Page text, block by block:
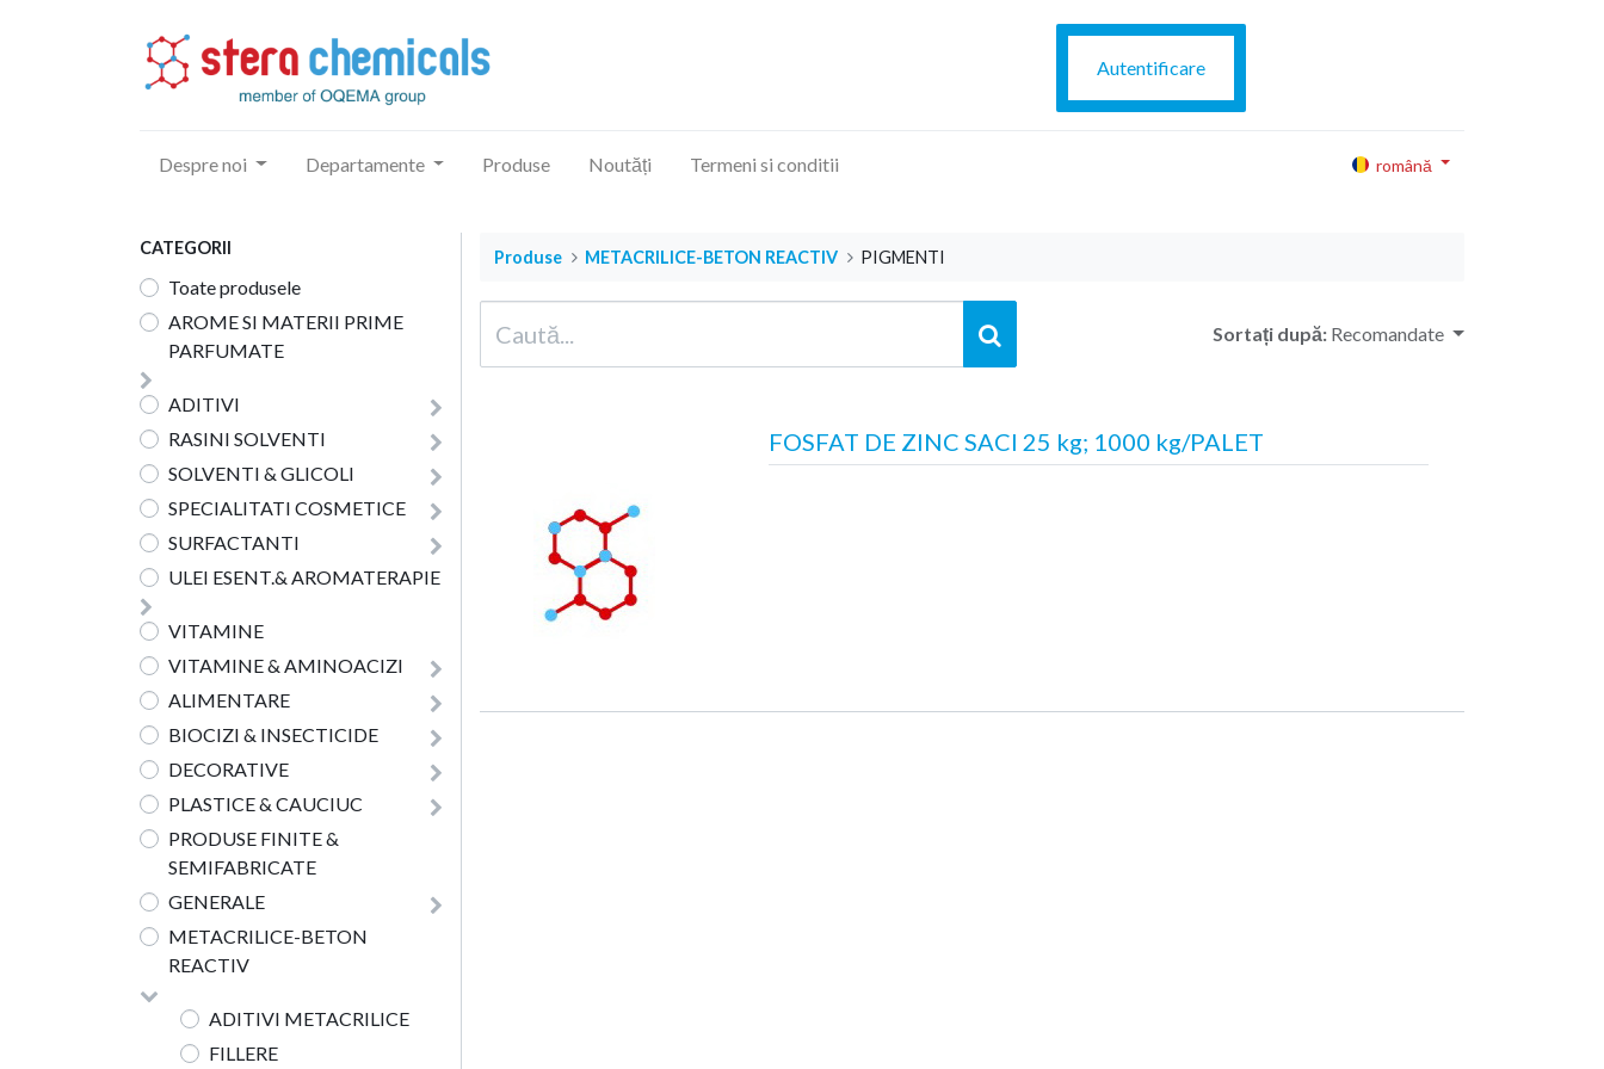
Autentificare
Despre noi Departamente Produse Noutăți Termeni si conditii română
CATEGORII
Toate produsele
AROME SI MATERII PRIME
PARFUMATE
ADITIVI
RASINI SOLVENTI
SOLVENTI & GLICOLI
SPECIALITATI COSMETICE
SURFACTANTI
ULEI ESENT.& AROMATERAPIE
VITAMINE
VITAMINE & AMINOACIZI
ALIMENTARE
BIOCIZI & INSECTICIDE
DECORATIVE
PLASTICE & CAUCIUC
PRODUSE FINITE &
SEMIFABRICATE
GENERALE
METACRILICE-BETON
REACTIV
ADITIVI METACRILICE
FILLERE
Produse METACRILICE-BETON REACTIV PIGMENTI
Sortați după: Recomandate
FOSFAT DE ZINC SACI 25 kg; 1000 kg/PALET